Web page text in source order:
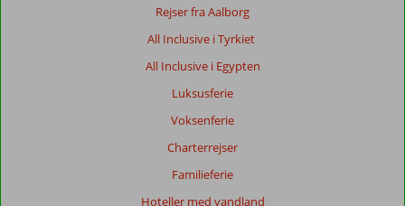
Rejser fra Aalborg
All Inclusive i Tyrkiet
All Inclusive i Egypten
Luksusferie
Voksenferie
Charterrejser
Familieferie
Hoteller med vandland